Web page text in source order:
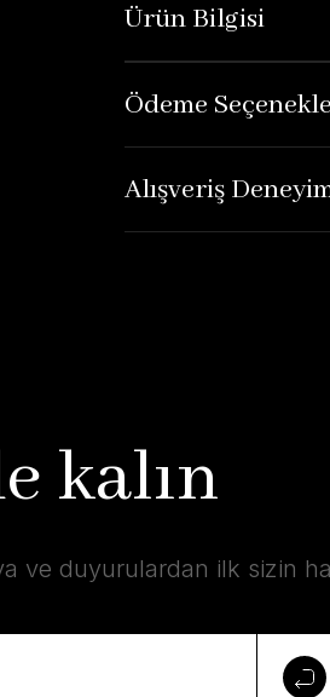
Ürün Bilgisi
Ödeme
Alışveriş
kalın
ve duyurulardan ilk sizin